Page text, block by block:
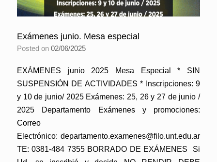
Exámenes junio. Mesa especial
Posted on 02/06/2025
EXÁMENES junio 2025 Mesa Especial * SIN
SUSPENSIÓN DE ACTIVIDADES * Inscripciones: 9
y 10 de junio/ 2025 Exámenes: 25, 26 y 27 de junio /
2025 Departamento Exámenes y promociones:
Correo
Electrónico: departamento.examenes@filo.unt.edu.ar
TE: 0381-484 7355 BORRADO DE EXÁMENES Si